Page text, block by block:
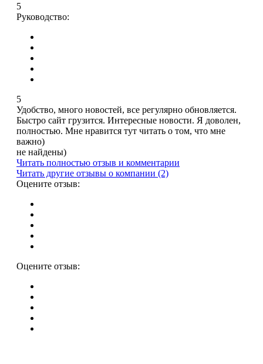
5
Руководство:
5
Удобство, много новостей, все регулярно обновляется.
Быстро сайт грузится. Интересные новости. Я доволен,
полностью. Мне нравится тут читать о том, что мне
важно)
не найдены)
Читать полностью отзыв и комментарии
Читать другие отзывы о компании (2)
Оцените отзыв:
Оцените отзыв: